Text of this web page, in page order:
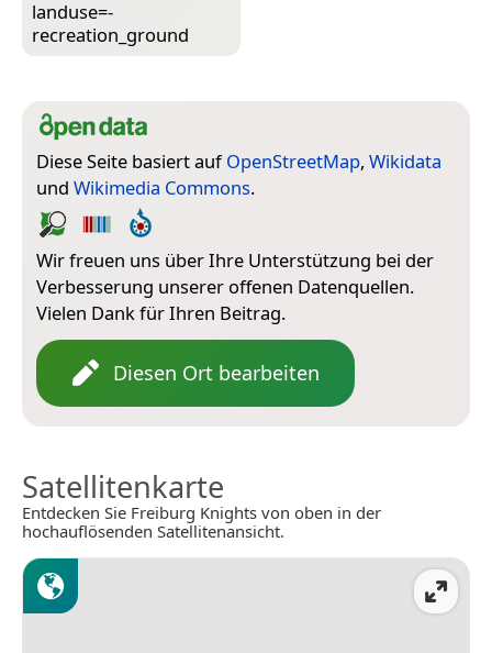
landuse=­
recreation_ground
Diese Seite basiert aufOpenStreetMap, Wikidata
und Wikimedia Commons.
Wir freuen uns über Ihre Unterstützung bei der
Verbesserung unserer offenen Datenquellen.
Vielen Dank für Ihren Beitrag.
Diesen Ort bearbeiten
Satellitenkarte
Entdecken Sie Freiburg Knights von oben in der
hochauflösenden Satellitenansicht.